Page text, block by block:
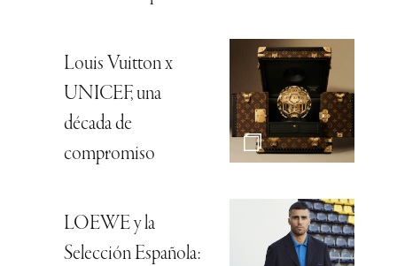
Louis Vuitton x
UNICEF, una
década de
compromiso
LOEWE y la
Selección Española: